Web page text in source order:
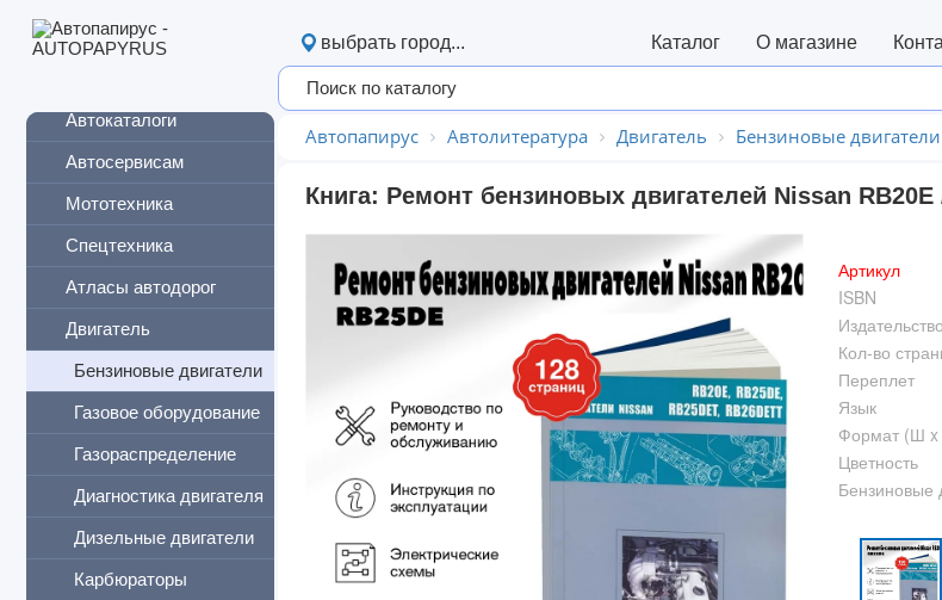
УАЗ
Автокаталоги
Автосервисам
Мототехника
Спецтехника
Атласы автодорог
Двигатель
Бензиновые двигатели
Газовое оборудование
Газораспределение
Диагностика двигателя
Дизельные двигатели
Карбюраторы
выбрать город... Каталог О магазине
Автопапирус Автолитература Двигатель Бензиновые двигатели
Книга: Ремонт бензиновых двигателей Nissan
Артикул
ISBN
Издательство
Кол-во
Переплет
Язык
Формат (Ш x
Цветность
Бензиновые